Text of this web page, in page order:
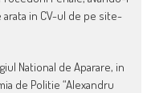
in CV-ul de pe site-
National de Aparare, in
de Politie “Alexandru